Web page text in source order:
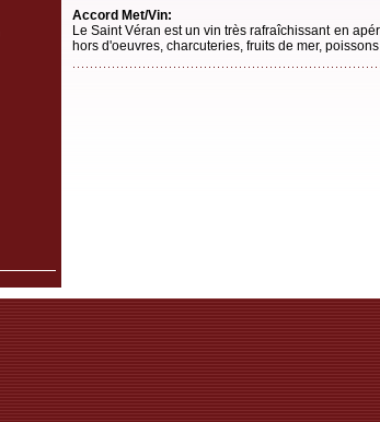
Accord Met/Vin:
Le Saint Véran est un vin très rafraîchissant en
hors d'oeuvres, charcuteries, fruits de mer,